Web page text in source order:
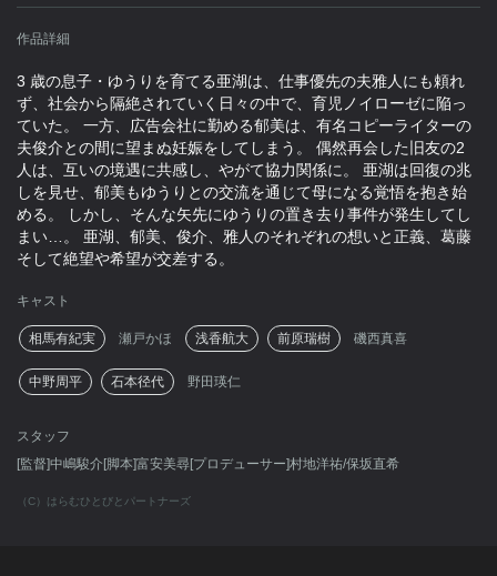
作品詳細
3 歳の息子・ゆうりを育てる亜湖は、仕事優先の夫雅人にも頼れ
ず、社会から隔絶されていく日々の中で、育児ノイローゼに陥っ
ていた。 一方、広告会社に勤める郁美は、有名コピーライターの
夫俊介との間に望まぬ妊娠をしてしまう。 偶然再会した旧友の2
人は、互いの境遇に共感し、やがて協力関係に。 亜湖は回復の兆
しを見せ、郁美もゆうりとの交流を通じて母になる覚悟を抱き始
める。 しかし、そんな矢先にゆうりの置き去り事件が発生してし
まい…。 亜湖、郁美、俊介、雅人のそれぞれの想いと正義、葛藤
そして絶望や希望が交差する。
キャスト
相馬有紀実 瀬戸かほ 浅香航大 前原瑞樹 磯西真喜
中野周平 石本径代 野田瑛仁
スタッフ
[監督]中嶋駿介[脚本]富安美尋[プロデューサー]村地洋祐/保坂直希
（C）はらむひとびとパートナーズ